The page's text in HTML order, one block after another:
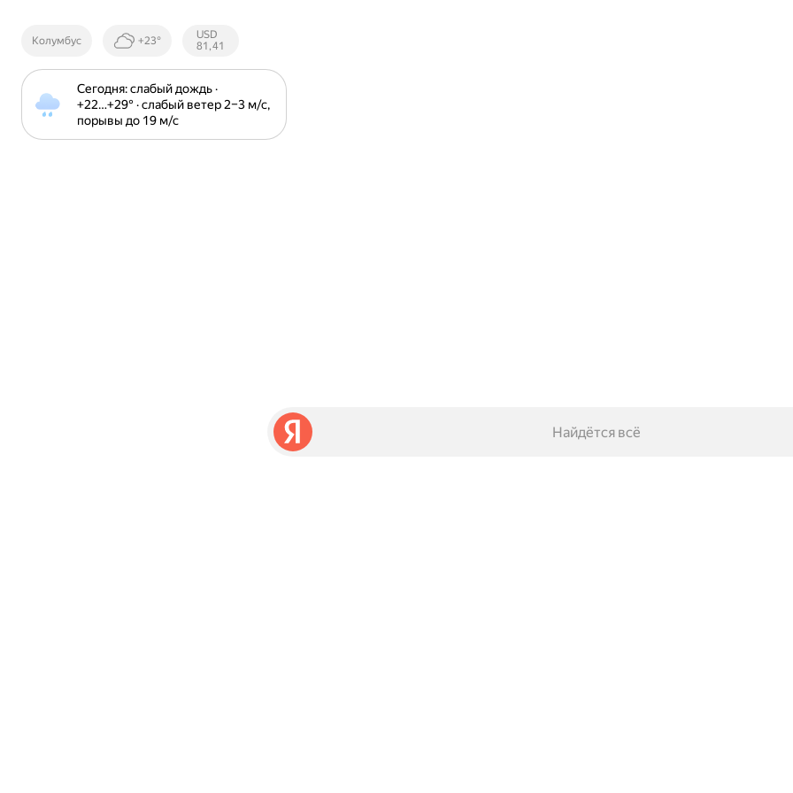
Колумбус +23°
Курсы ЦБ
РФ
USD
81,41
Сегодня: слабый дождь ·
+22⁠…⁠+29⁠° · слабый ветер 2⁠–⁠3 м⁠/⁠с,
порывы до 19 м⁠/⁠с